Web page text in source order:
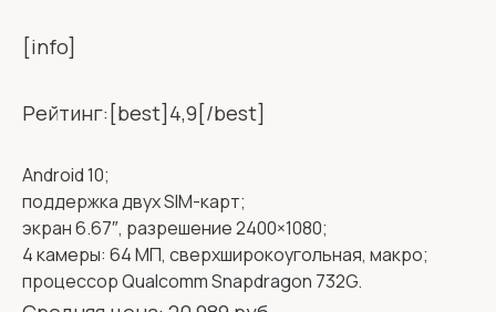
[info]
Рейтинг:[best]4,9[/best]
Android 10;
поддержка двух SIM-карт;
экран 6.67″, разрешение 2400×1080;
4 камеры: 64 МП, сверхширокоугольная, макро;
процессор Qualcomm Snapdragon 732G.